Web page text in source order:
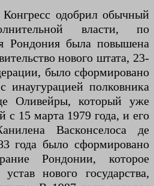
одобрил обычный
власти, по
Рондония была повышена
нового штата, 23-
было сформировано
инаугурацией полковника
Оливейры, который уже
с 15 марта 1979 года, и его
Васконселоса де
года было сформировано
Рондонии, которое
нового государства,